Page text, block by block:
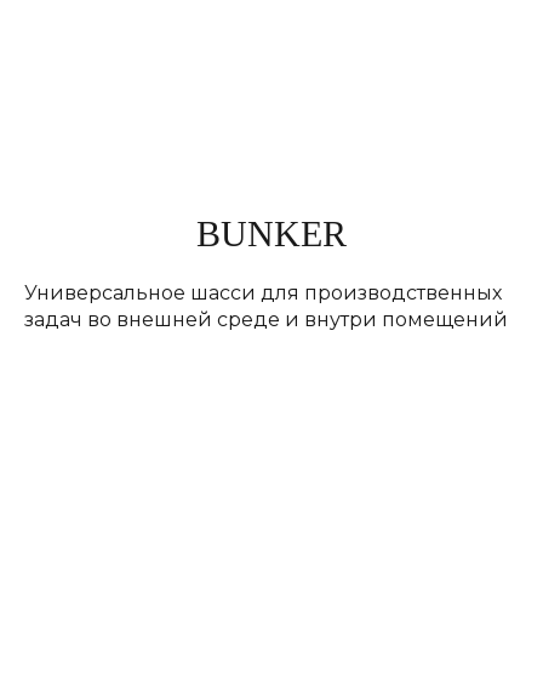
BUNKER
Универсальное шасси для производственных
задач во внешней среде и внутри помещений